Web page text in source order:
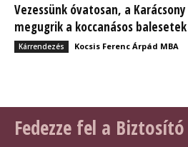
Vezessünk óvatosan, a
megugrik a koccanásos
Kárrendezés Kocsis Ferenc Árpád MBA
Fedezze fel a